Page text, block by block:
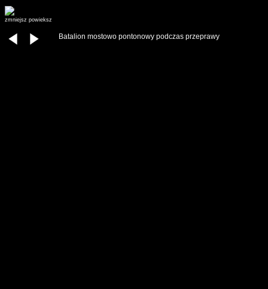
zmniejsz powieksz
Batalion mostowo pontonowy podczas przeprawy